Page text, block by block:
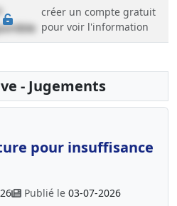
créer un compte gratuit
pour voir l'information
- Jugements
pour insuffisance
Publié le 03-07-2026